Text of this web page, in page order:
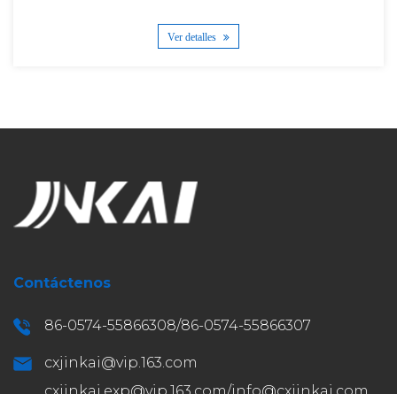
Ver detalles
Contáctenos
86-0574-55866308/86-0574-55866307
cxjinkai@vip.163.com